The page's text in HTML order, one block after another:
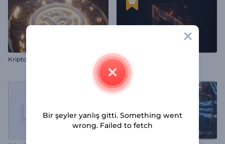
Kripto Para İntrosu Kıvılcımlı İntro
Bir şeyler yanlış gitti. Something went
wrong. Failed to fetch